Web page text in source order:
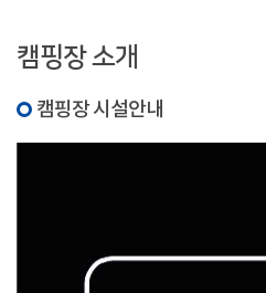
캠핑장 소개
캠핑장 시설안내